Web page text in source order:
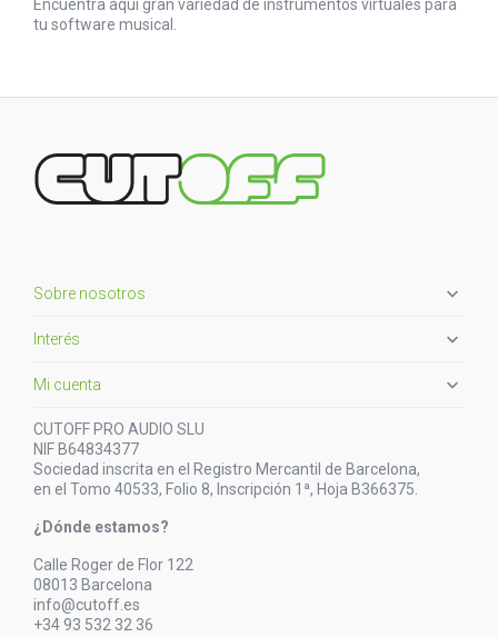
Encuentra aquí gran variedad de instrumentos virtuales para
tu software musical.
Sobre nosotros 
Interés 
Mi cuenta 
CUTOFF PRO AUDIO SLU
NIF B64834377
Sociedad inscrita en el Registro Mercantil de Barcelona,
en el Tomo 40533, Folio 8, Inscripción 1ª, Hoja B366375.
¿Dónde estamos?
Calle Roger de Flor 122
08013 Barcelona
info@cutoff.es
+34 93 532 32 36